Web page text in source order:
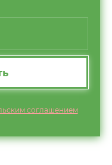
соглашением